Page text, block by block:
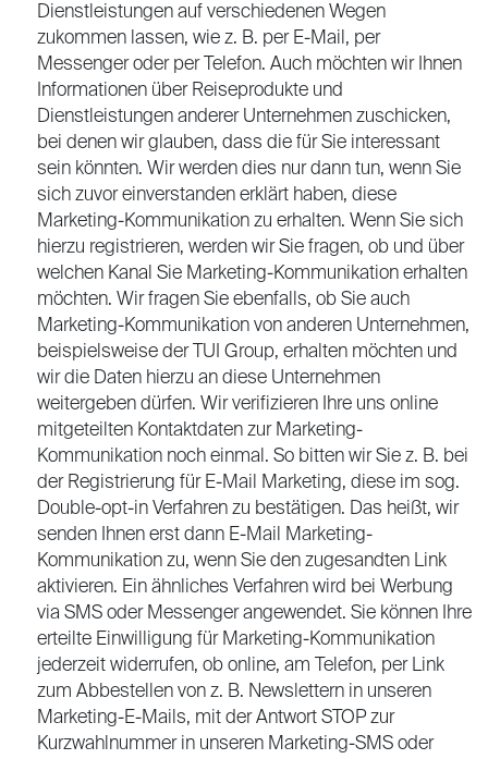
Dienstleistungen auf verschiedenen Wegen
zukommen lassen, wie z. B. per E-Mail, per
Messenger oder per Telefon. Auch möchten wir Ihnen
Informationen über Reiseprodukte und
Dienstleistungen anderer Unternehmen zuschicken,
bei denen wir glauben, dass die für Sie interessant
sein könnten. Wir werden dies nur dann tun, wenn Sie
sich zuvor einverstanden erklärt haben, diese
Marketing-Kommunikation zu erhalten. Wenn Sie sich
hierzu registrieren, werden wir Sie fragen, ob und über
welchen Kanal Sie Marketing-Kommunikation erhalten
möchten. Wir fragen Sie ebenfalls, ob Sie auch
Marketing-Kommunikation von anderen Unternehmen,
beispielsweise der TUI Group, erhalten möchten und
wir die Daten hierzu an diese Unternehmen
weitergeben dürfen. Wir verifizieren Ihre uns online
mitgeteilten Kontaktdaten zur Marketing-
Kommunikation noch einmal. So bitten wir Sie z. B. bei
der Registrierung für E-Mail Marketing, diese im sog.
Double-opt-in Verfahren zu bestätigen. Das heißt, wir
senden Ihnen erst dann E-Mail Marketing-
Kommunikation zu, wenn Sie den zugesandten Link
aktivieren. Ein ähnliches Verfahren wird bei Werbung
via SMS oder Messenger angewendet. Sie können Ihre
erteilte Einwilligung für Marketing-Kommunikation
jederzeit widerrufen, ob online, am Telefon, per Link
zum Abbestellen von z. B. Newslettern in unseren
Marketing-E-Mails, mit der Antwort STOP zur
Kurzwahlnummer in unseren Marketing-SMS oder